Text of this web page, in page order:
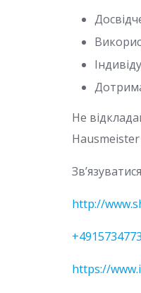
Не
Hausmeister
http://
https://